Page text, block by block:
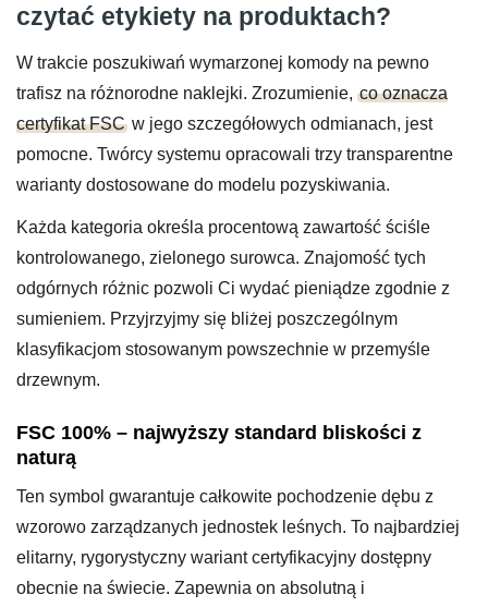
czytać etykiety na produktach?
W trakcie poszukiwań wymarzonej komody na pewno
trafisz na różnorodne naklejki. Zrozumienie, co oznacza
certyfikat FSC w jego szczegółowych odmianach, jest
pomocne. Twórcy systemu opracowali trzy transparentne
warianty dostosowane do modelu pozyskiwania.
Każda kategoria określa procentową zawartość ściśle
kontrolowanego, zielonego surowca. Znajomość tych
odgórnych różnic pozwoli Ci wydać pieniądze zgodnie z
sumieniem. Przyjrzyjmy się bliżej poszczególnym
klasyfikacjom stosowanym powszechnie w przemyśle
drzewnym.
FSC 100% – najwyższy standard bliskości z
naturą
Ten symbol gwarantuje całkowite pochodzenie dębu z
wzorowo zarządzanych jednostek leśnych. To najbardziej
elitarny, rygorystyczny wariant certyfikacyjny dostępny
obecnie na świecie. Zapewnia on absolutną i